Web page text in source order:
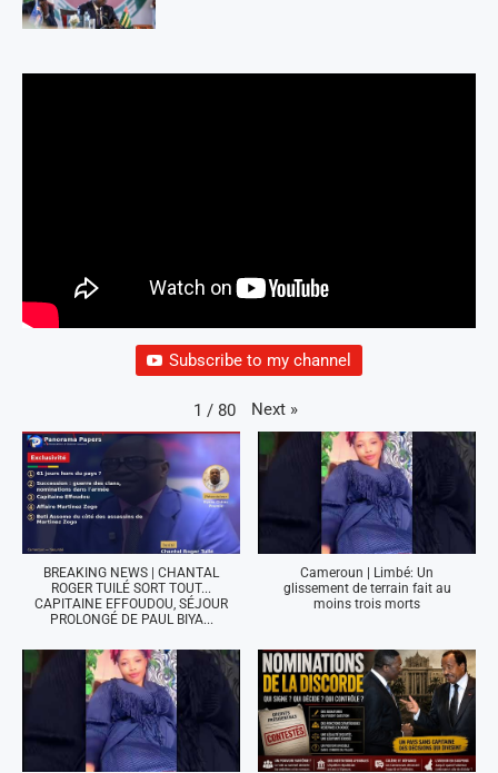
Subscribe to my channel
1 / 80 Next »
BREAKING NEWS | CHANTAL
ROGER TUILÉ SORT TOUT...
CAPITAINE EFFOUDOU, SÉJOUR
PROLONGÉ DE PAUL BIYA...
Cameroun | Limbé: Un
glissement de terrain fait au
moins trois morts